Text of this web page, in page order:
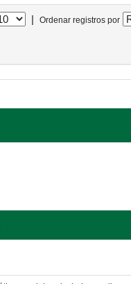
| Ordenar registros por